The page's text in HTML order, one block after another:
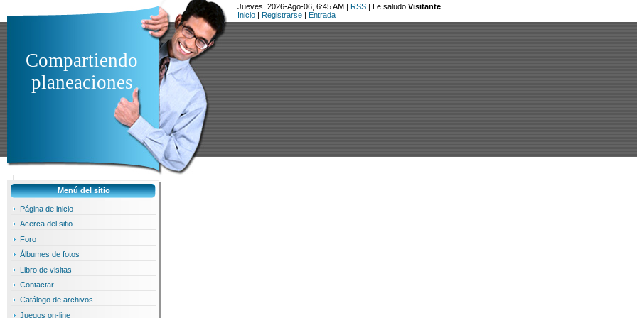
Jueves, 2026-Ago-06, 6:45 AM | RSS | Le saludo Visitante
Inicio | Registrarse | Entrada
Compartiendo
planeaciones
Menú del sitio
Página de inicio
Acerca del sitio
Foro
Álbumes de fotos
Libro de visitas
Contactar
Catálogo de archivos
Juegos on-line